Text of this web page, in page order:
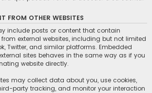
FROM OTHER WEBSITES
include posts or content that contain
external websites, including but not limited
Twitter, and similar platforms. Embedded
sites behaves in the same way as if you
website directly.
may collect data about you, use cookies,
party tracking, and monitor your interaction